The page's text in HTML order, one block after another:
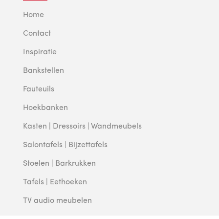
Home
Contact
Inspiratie
Bankstellen
Fauteuils
Hoekbanken
Kasten | Dressoirs | Wandmeubels
Salontafels | Bijzettafels
Stoelen | Barkrukken
Tafels | Eethoeken
TV audio meubelen